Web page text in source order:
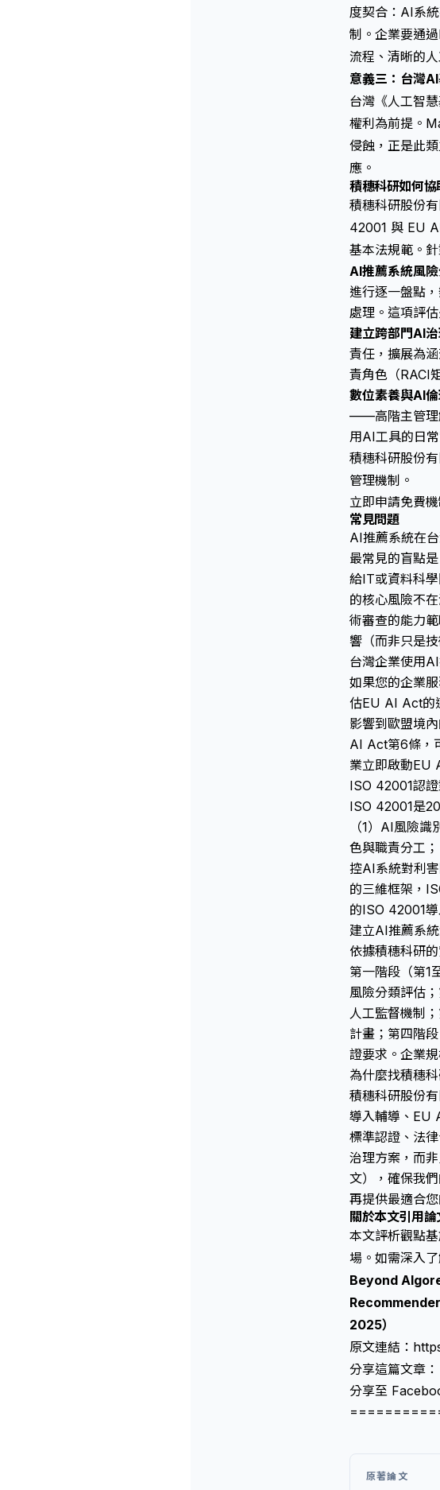
度契合：AI系
制。企業要通
流程、清晰的
意義三：台灣
台灣《人工智
權利為前提。
侵蝕，正是此
應。
積穗科研如何
積穗科研股份
42001 與 EU
基本法規範。
AI推薦系統風險
進行逐一盤點
處理。這項評
建立跨部門AI治
責任，擴展為
責角色（RACI
數位素養與AI倫
——高階主管理
用AI工具的日
積穗科研股份
管理機制。
立即申請免費
常見問題
AI推薦系統在
最常見的盲點
給IT或資料科
的核心風險不
術審查的能力
響（而非只是
台灣企業使用
如果您的企業
估EU AI Act的
影響到歐盟境
AI Act第6條，
業立即啟動EU
ISO 42001認
ISO 42001是
（1）AI風險
色與職責分工
控AI系統對利
的三維框架，
的ISO 42001導
建立AI推薦系
依據積穗科研
第一階段（第1
風險分類評估
人工監督機制
計畫；第四階
證要求。企業
為什麼找積穗
積穗科研股份
導入輔導、EU
標準認證、法
治理方案，而
文），確保我
再提供最適合您
關於本文引用論
本文評析觀點
場。如需深入
Beyond
2025）
原文連結：
分享這篇文章：
分享至
原著論文